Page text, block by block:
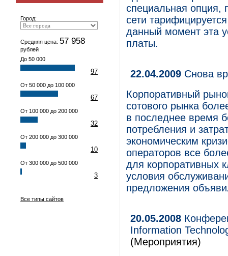
Город:
Средняя цена: 57 958
рублей
До 50 000
97
От 50 000 до 100 000
67
От 100 000 до 200 000
32
От 200 000 до 300 000
10
От 300 000 до 500 000
3
Все типы сайтов
специальная опция,
сети
данный момент эта
платы.
22.04.2009 Снова
Корпоративный
сотового рынка
в последнее время
потребления и
экономическим
операторов все
для корпоративных
условия
предложения
20.05.2008
Information
(Мероприятия)